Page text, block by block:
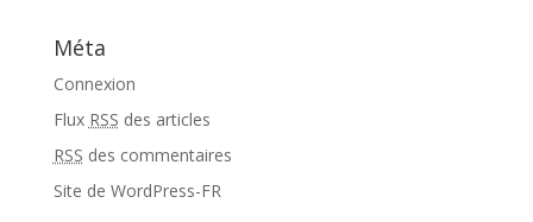
Méta
Connexion
Flux RSS des articles
RSS des commentaires
Site de WordPress-FR